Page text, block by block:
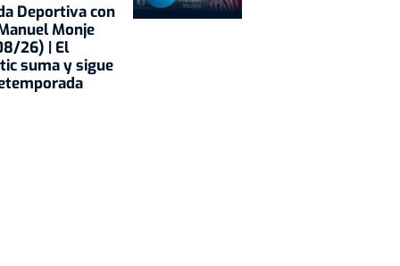
Deportiva con
Monje
26) | El
suma y sigue